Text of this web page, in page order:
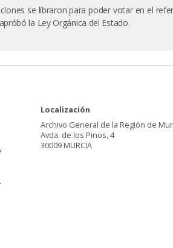
se libraron para poder votar en el
la Ley Orgánica del Estado.
Localización
Archivo General de la Región de
Avda. de los Pinos, 4
30009 MURCIA